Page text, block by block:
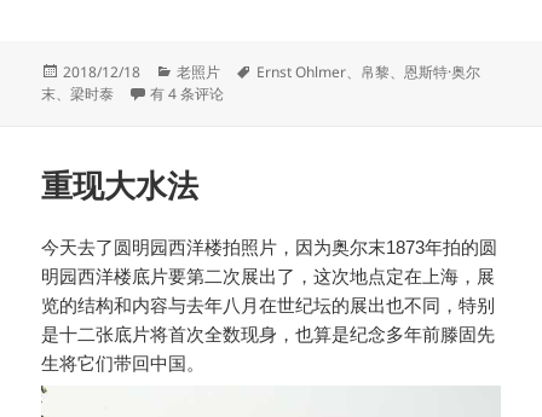
发
布
2018/12/18
分
类
老照片
标
Ernst Ohlmer、 帛黎、恩斯特·奥尔
末、梁时泰 新拍卖的圆明园照片
有 4 条评论
重现大水法
今天去了圆明园西洋楼拍照片，因为奥尔末1873年拍的圆
明园西洋楼底片要第二次展出了，这次地点定在上海，展
览的结构和内容与去年八月在世纪坛的展出也不同，特别
是十二张底片将首次全数现身，也算是纪念多年前滕固先
生将它们带回中国。